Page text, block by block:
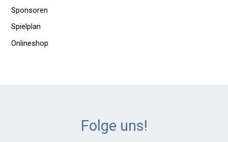
Sponsoren
Spielplan
Onlineshop
Folge uns!